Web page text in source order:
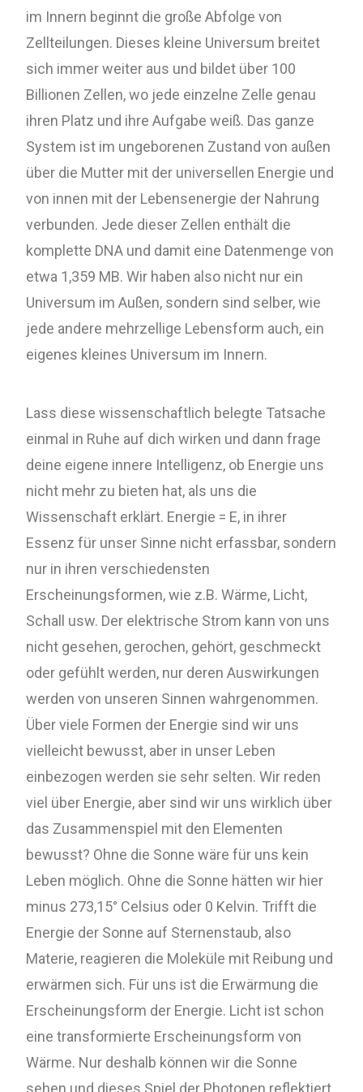
im Innern beginnt die große Abfolge von
Zellteilungen. Dieses kleine Universum breitet
sich immer weiter aus und bildet über 100
Billionen Zellen, wo jede einzelne Zelle genau
ihren Platz und ihre Aufgabe weiß. Das ganze
System ist im ungeborenen Zustand von außen
über die Mutter mit der universellen Energie und
von innen mit der Lebensenergie der Nahrung
verbunden. Jede dieser Zellen enthält die
komplette DNA und damit eine Datenmenge von
etwa 1,359 MB. Wir haben also nicht nur ein
Universum im Außen, sondern sind selber, wie
jede andere mehrzellige Lebensform auch, ein
eigenes kleines Universum im Innern.
Lass diese wissenschaftlich belegte Tatsache
einmal in Ruhe auf dich wirken und dann frage
deine eigene innere Intelligenz, ob Energie uns
nicht mehr zu bieten hat, als uns die
Wissenschaft erklärt. Energie = E, in ihrer
Essenz für unser Sinne nicht erfassbar, sondern
nur in ihren verschiedensten
Erscheinungsformen, wie z.B. Wärme, Licht,
Schall usw. Der elektrische Strom kann von uns
nicht gesehen, gerochen, gehört, geschmeckt
oder gefühlt werden, nur deren Auswirkungen
werden von unseren Sinnen wahrgenommen.
Über viele Formen der Energie sind wir uns
vielleicht bewusst, aber in unser Leben
einbezogen werden sie sehr selten. Wir reden
viel über Energie, aber sind wir uns wirklich über
das Zusammenspiel mit den Elementen
bewusst? Ohne die Sonne wäre für uns kein
Leben möglich. Ohne die Sonne hätten wir hier
minus 273,15° Celsius oder 0 Kelvin. Trifft die
Energie der Sonne auf Sternenstaub, also
Materie, reagieren die Moleküle mit Reibung und
erwärmen sich. Für uns ist die Erwärmung die
Erscheinungsform der Energie. Licht ist schon
eine transformierte Erscheinungsform von
Wärme. Nur deshalb können wir die Sonne
sehen und dieses Spiel der Photonen reflektiert